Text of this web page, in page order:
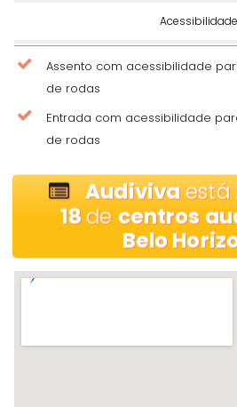
Acessibilidade
Assento com acessibilidade
de rodas
Entrada com acessibilidade
de rodas
Audivivaestá
18de centros
Belo